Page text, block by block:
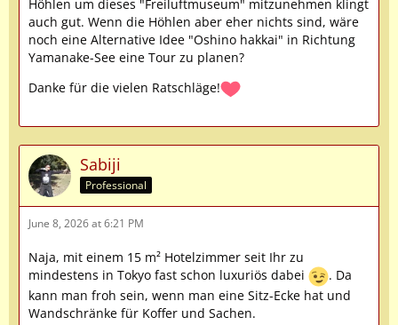
Höhlen um dieses "Freiluftmuseum" mitzunehmen klingt
auch gut. Wenn die Höhlen aber eher nichts sind, wäre
noch eine Alternative Idee "Oshino hakkai" in Richtung
Yamanake-See eine Tour zu planen?
Danke für die vielen Ratschläge!
Sabiji
Professional
June 8, 2026 at 6:21 PM
Naja, mit einem 15 m² Hotelzimmer seit Ihr zu
mindestens in Tokyo fast schon luxuriös dabei
. Da
kann man froh sein, wenn man eine Sitz-Ecke hat und
Wandschränke für Koffer und Sachen.